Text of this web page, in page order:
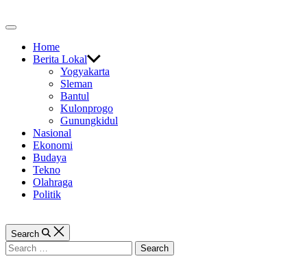
to
Off
CanvasHome
Berita Lokal
Yogyakarta
Sleman
Bantul
Kulonprogo
Gunungkidul
Nasional
Ekonomi
Budaya
Tekno
Olahraga
Politik
Search
Search
for: